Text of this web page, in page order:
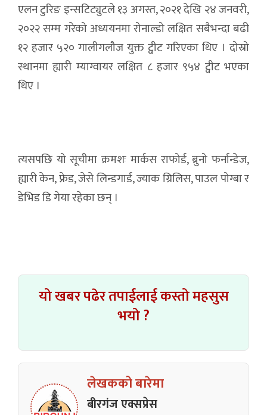
एलन टुरिङ इन्सटिट्युटले १३ अगस्त, २०२१ देखि २४ जनवरी,
२०२२ सम्म गरेको अध्ययनमा रोनाल्डो लक्षित सबैभन्दा बढी
१२ हजार ५२० गालीगलौज युक्त ट्वीट गरिएका थिए । दोस्रो
स्थानमा ह्यारी म्याग्वायर लक्षित ८ हजार ९५४ ट्वीट भएका
थिए ।
त्यसपछि यो सूचीमा क्रमशः मार्कस राफोर्ड, ब्रुनो फर्नान्डेज,
ह्यारी केन, फ्रेड, जेसे लिन्डगार्ड, ज्याक ग्रिलिस, पाउल पोग्बा र
डेभिड डि गेया रहेका छन् ।
यो खबर पढेर तपाईलाई कस्तो महसुस
भयो ?
लेखकको बारेमा
बीरगंज एक्सप्रेस